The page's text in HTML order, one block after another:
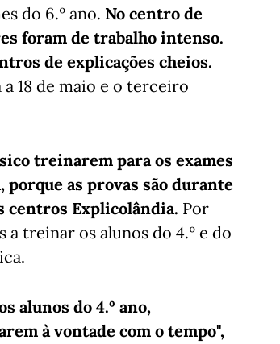
do 6.º ano. No centro de
foram de trabalho intenso.
de explicações cheios.
18 de maio e o terceiro
treinarem para os exames
porque as provas são durante
centros Explicolândia. Por
a treinar os alunos do 4.º e do
alunos do 4.º ano,
à vontade com o tempo",